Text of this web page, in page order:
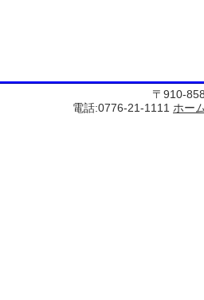
〒910-
電話:0776-21-1111 ホー